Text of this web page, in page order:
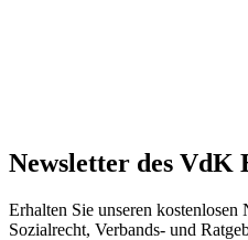
Newsletter des VdK
Erhalten Sie unseren
Sozialrecht, Verbands- und